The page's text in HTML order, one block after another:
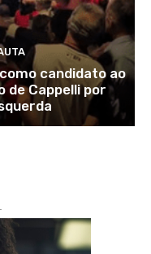
candidato ao
de Cappelli por